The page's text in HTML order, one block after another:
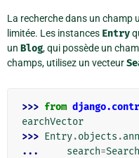
La recherche dans un champ
limitée. Les instances Entry
un Blog, qui possède un
champs, utilisez un vecteur
>>> from
earchVector
>>> Entry.objects .
...
search=